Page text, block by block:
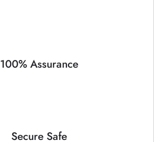
100% Assurance
Secure Safe